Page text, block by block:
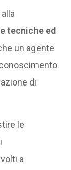
tecniche ed
un agente
di
le
a